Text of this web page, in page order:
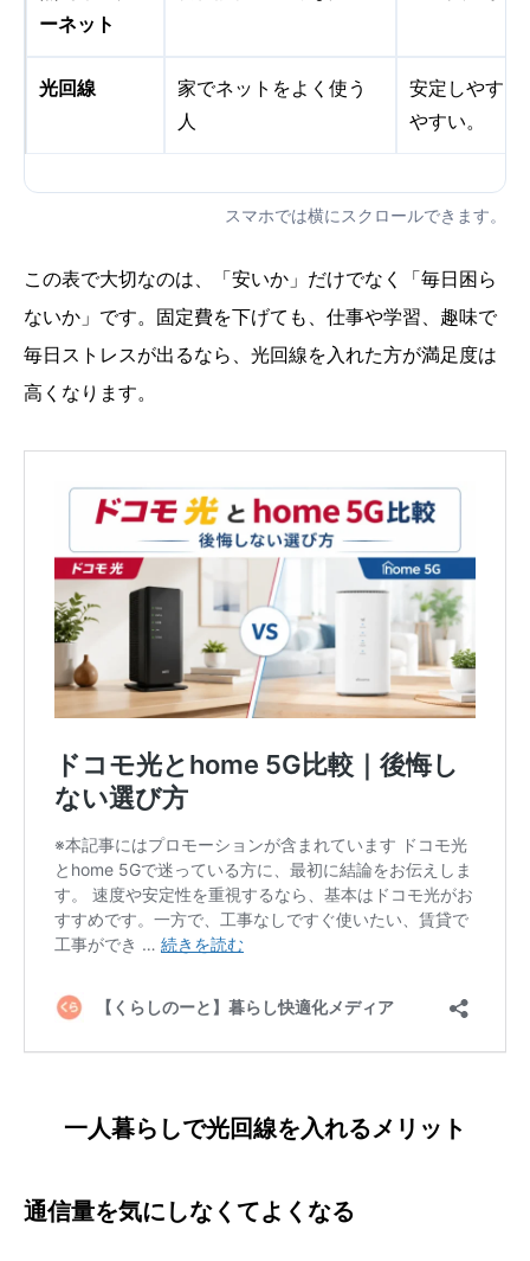
ーネット
光回線
家でネットをよく使う
人
安定しやすい
やすい。
スマホでは横にスクロールできます。
この表で大切なのは、「安いか」だけでなく「毎日困ら
ないか」です。固定費を下げても、仕事や学習、趣味で
毎日ストレスが出るなら、光回線を入れた方が満足度は
高くなります。
一人暮らしで光回線を入れるメリット
通信量を気にしなくてよくなる